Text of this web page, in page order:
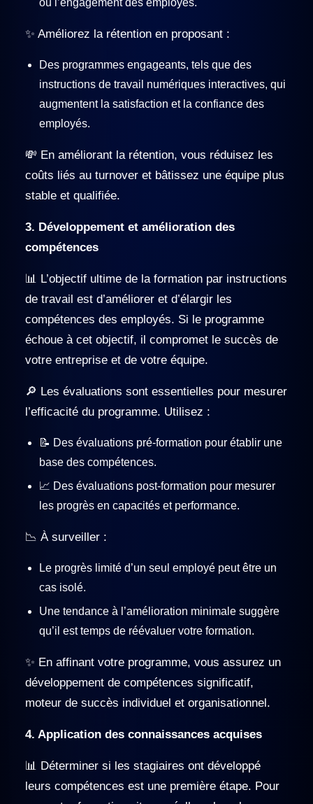
ou l’engagement des employés.
✨ Améliorez la rétention en proposant :
Des programmes engageants, tels que des
instructions de travail numériques interactives, qui
augmentent la satisfaction et la confiance des
employés.
💸 En améliorant la rétention, vous réduisez les
coûts liés au turnover et bâtissez une équipe plus
stable et qualifiée.
3. Développement et amélioration des
compétences
📊 L’objectif ultime de la formation par instructions
de travail est d’améliorer et d’élargir les
compétences des employés. Si le programme
échoue à cet objectif, il compromet le succès de
votre entreprise et de votre équipe.
🔎 Les évaluations sont essentielles pour mesurer
l’efficacité du programme. Utilisez :
📝 Des évaluations pré-formation pour établir une
base des compétences.
📈 Des évaluations post-formation pour mesurer
les progrès en capacités et performance.
📉 À surveiller :
Le progrès limité d’un seul employé peut être un
cas isolé.
Une tendance à l’amélioration minimale suggère
qu’il est temps de réévaluer votre formation.
✨ En affinant votre programme, vous assurez un
développement de compétences significatif,
moteur de succès individuel et organisationnel.
4. Application des connaissances acquises
📊 Déterminer si les stagiaires ont développé
leurs compétences est une première étape. Pour